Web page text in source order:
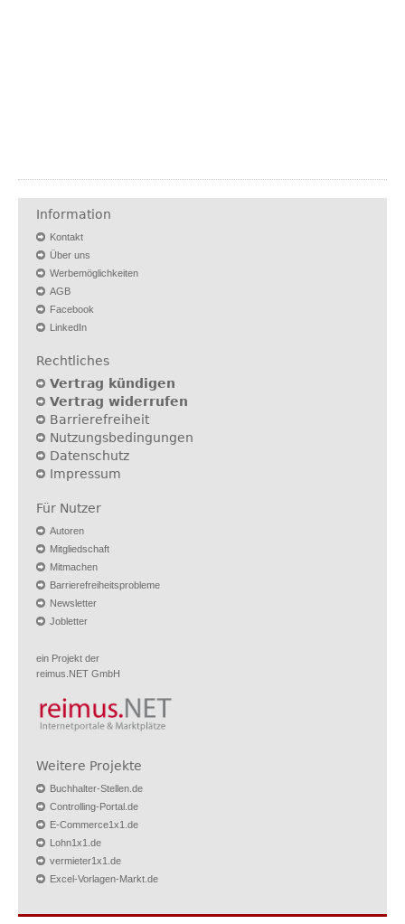
Information
Kontakt
Über uns
Werbemöglichkeiten
AGB
Facebook
LinkedIn
Rechtliches
Vertrag kündigen
Vertrag widerrufen
Barrierefreiheit
Nutzungsbedingungen
Datenschutz
Impressum
Für Nutzer
Autoren
Mitgliedschaft
Mitmachen
Barrierefreiheitsprobleme
Newsletter
Jobletter
ein Projekt der
reimus.NET GmbH
Weitere Projekte
Buchhalter-Stellen.de
Controlling-Portal.de
E-Commerce1x1.de
Lohn1x1.de
vermieter1x1.de
Excel-Vorlagen-Markt.de